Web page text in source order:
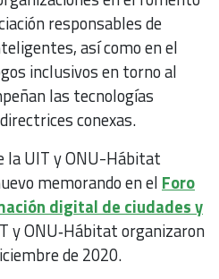
responsables de
así como en el
inclusivos en torno al
las tecnologías
conexas.
la UIT y ONU-Hábitat
memorando en el Foro
digital de ciudades y
y ONU‑Hábitat organizaron
de 2020.